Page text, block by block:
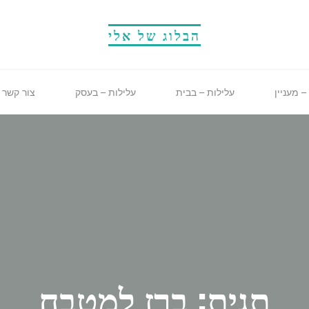
הבלוג של אלי
מעניין עלילות – בבית עלילות – בעסק צור קשר
תגית: ברז למטבח